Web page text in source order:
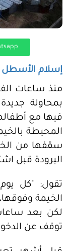
إسلام الأسطل
منذ ساعات
بمحاولة
فيها مع
المحيطة
سقفها من
البرودة قبل
تقول: "كل
الخيمة
لكن بعد
توقف عن